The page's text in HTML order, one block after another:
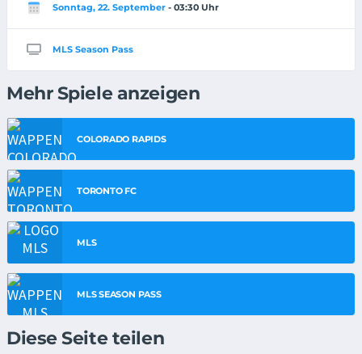
Sonntag, 22. September - 03:30 Uhr
MLS Season Pass
Mehr Spiele anzeigen
COLORADO RAPIDS
TORONTO FC
MLS
MLS SEASON PASS
Diese Seite teilen